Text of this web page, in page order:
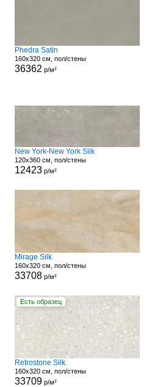
Phedra Satin
160x320 см, пол/стены
36362 р/м²
New York-New York Silk
120x360 см, пол/стены
12423р/м²
Mirage Silk
160x320 см, пол/стены
33708р/м²
Есть образец
Retrostone Silk
160x320 см, пол/стены
33709р/м²